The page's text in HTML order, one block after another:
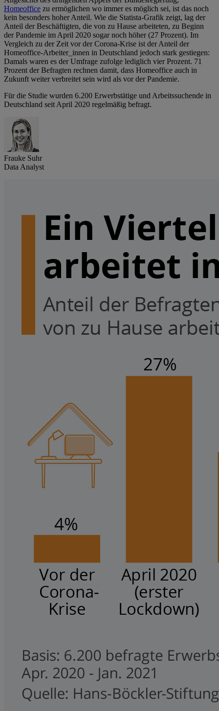
Homeoffice zu ermöglichen wo immer es möglich sei, ist das noch
kein besonders hoher Anteil. Wie die Statista-Grafik zeigt, lag der
Anteil der Beschäftigten, die von zu Hause arbeiteten, zu Beginn
der Pandemie im April 2020 sogar noch höher (27 Prozent). Im
Vergleich zu der Zeit vor der Corona-Krise ist der Anteil der
Homeoffice-Arbeiter_innen in Deutschland jedoch stark gestiegen:
Damals waren es der Umfrage zufolge lediglich vier Prozent. 71
Prozent der Befragten rechnen damit, dass Homeoffice auch in
Zukunft weiter verbreitet sein wird als vor der Pandemie.
Für die Studie wurden 6.200 Erwerbstätige und Arbeitssuchende in
Deutschland seit April 2020 regelmäßig befragt.
Frauke Suhr
Data Analyst